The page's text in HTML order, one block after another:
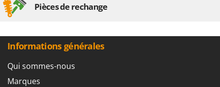
Pièces de rechange
Informations générales
Qui sommes-nous
Marques